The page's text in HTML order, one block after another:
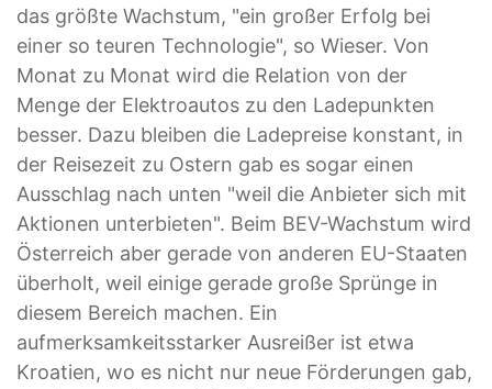
das größte Wachstum, "ein großer Erfolg bei
einer so teuren Technologie", so Wieser. Von
Monat zu Monat wird die Relation von der
Menge der Elektroautos zu den Ladepunkten
besser. Dazu bleiben die Ladepreise konstant, in
der Reisezeit zu Ostern gab es sogar einen
Ausschlag nach unten "weil die Anbieter sich mit
Aktionen unterbieten". Beim BEV-Wachstum wird
Österreich aber gerade von anderen EU-Staaten
überholt, weil einige gerade große Sprünge in
diesem Bereich machen. Ein
aufmerksamkeitsstarker Ausreißer ist etwa
Kroatien, wo es nicht nur neue Förderungen gab,